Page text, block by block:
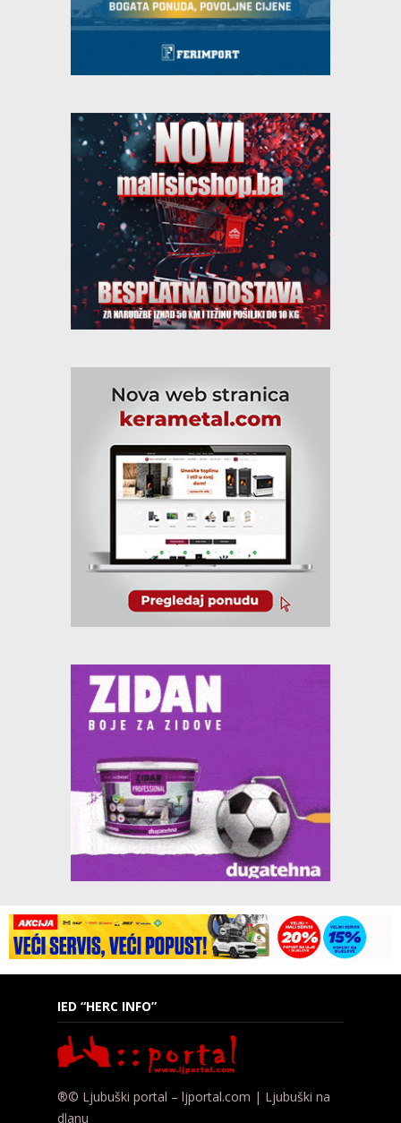
IED “HERC INFO”
®© Ljubuški portal – ljportal.com | Ljubuški na
dlanu